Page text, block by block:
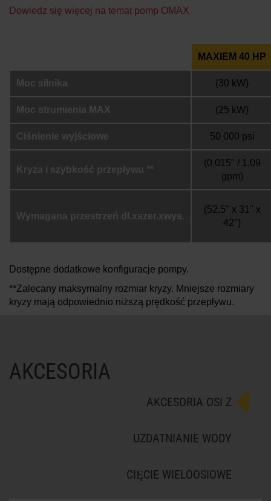
Dowiedz się więcej na temat pomp OMAX
MAXIEM 40 HP
Moc silnika (30 kW)
Moc strumienia MAX (25 kW)
Ciśnienie wyjściowe 50 000 psi
Kryza i szybkość przepływu **
(0,015" / 1,09
gpm)
Wymagana przestrzeń dł.xszer.xwys.
(52,5" x 31" x
42")
Dostępne dodatkowe konfiguracje pompy.
**Zalecany maksymalny rozmiar kryzy. Mniejsze rozmiary
kryzy mają odpowiednio niższą prędkość przepływu.
AKCESORIA
AKCESORIA OSI Z
UZDATNIANIE WODY
CIĘCIE WIELOOSIOWE